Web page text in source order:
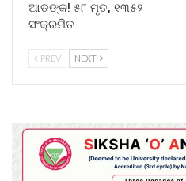
ଆତଙ୍କ! ୫୮ ମୃତ, ୧୩୫୨
ସଂକ୍ରମିତ
PREV NEXT